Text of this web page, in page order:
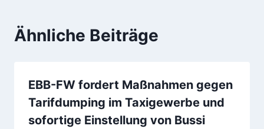
Ähnliche Beiträge
EBB-FW fordert Maßnahmen gegen
Tarifdumping im Taxigewerbe und
sofortige Einstellung von Bussi